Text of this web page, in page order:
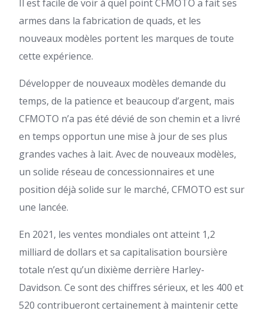
Il est facile de voir à quel point CFMOTO a fait ses
armes dans la fabrication de quads, et les
nouveaux modèles portent les marques de toute
cette expérience.
Développer de nouveaux modèles demande du
temps, de la patience et beaucoup d’argent, mais
CFMOTO n’a pas été dévié de son chemin et a livré
en temps opportun une mise à jour de ses plus
grandes vaches à lait. Avec de nouveaux modèles,
un solide réseau de concessionnaires et une
position déjà solide sur le marché, CFMOTO est sur
une lancée.
En 2021, les ventes mondiales ont atteint 1,2
milliard de dollars et sa capitalisation boursière
totale n’est qu’un dixième derrière Harley-
Davidson. Ce sont des chiffres sérieux, et les 400 et
520 contribueront certainement à maintenir cette